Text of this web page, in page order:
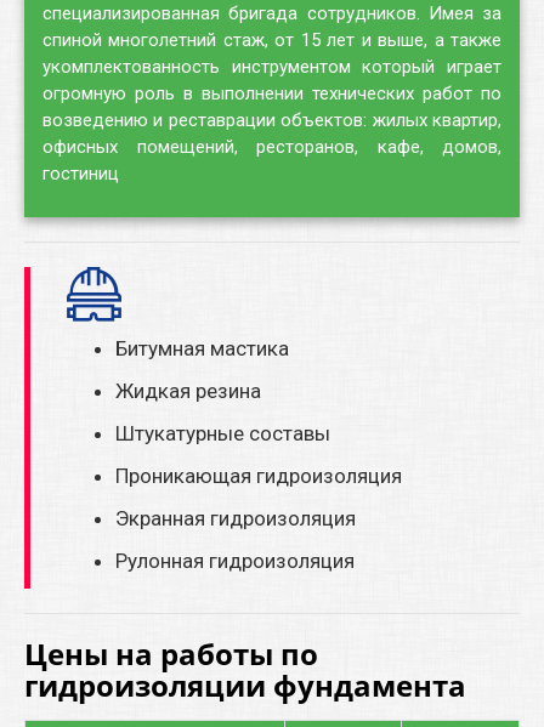
специализированная бригада сотрудников. Имея за
спиной многолетний стаж, от 15 лет и выше, а также
укомплектованность инструментом который играет
огромную роль в выполнении технических работ по
возведению и реставрации объектов: жилых квартир,
офисных помещений, ресторанов, кафе, домов,
гостиниц
Битумная мастика
Жидкая резина
Штукатурные составы
Проникающая гидроизоляция
Экранная гидроизоляция
Рулонная гидроизоляция
Цены на работы по
гидроизоляции фундамента